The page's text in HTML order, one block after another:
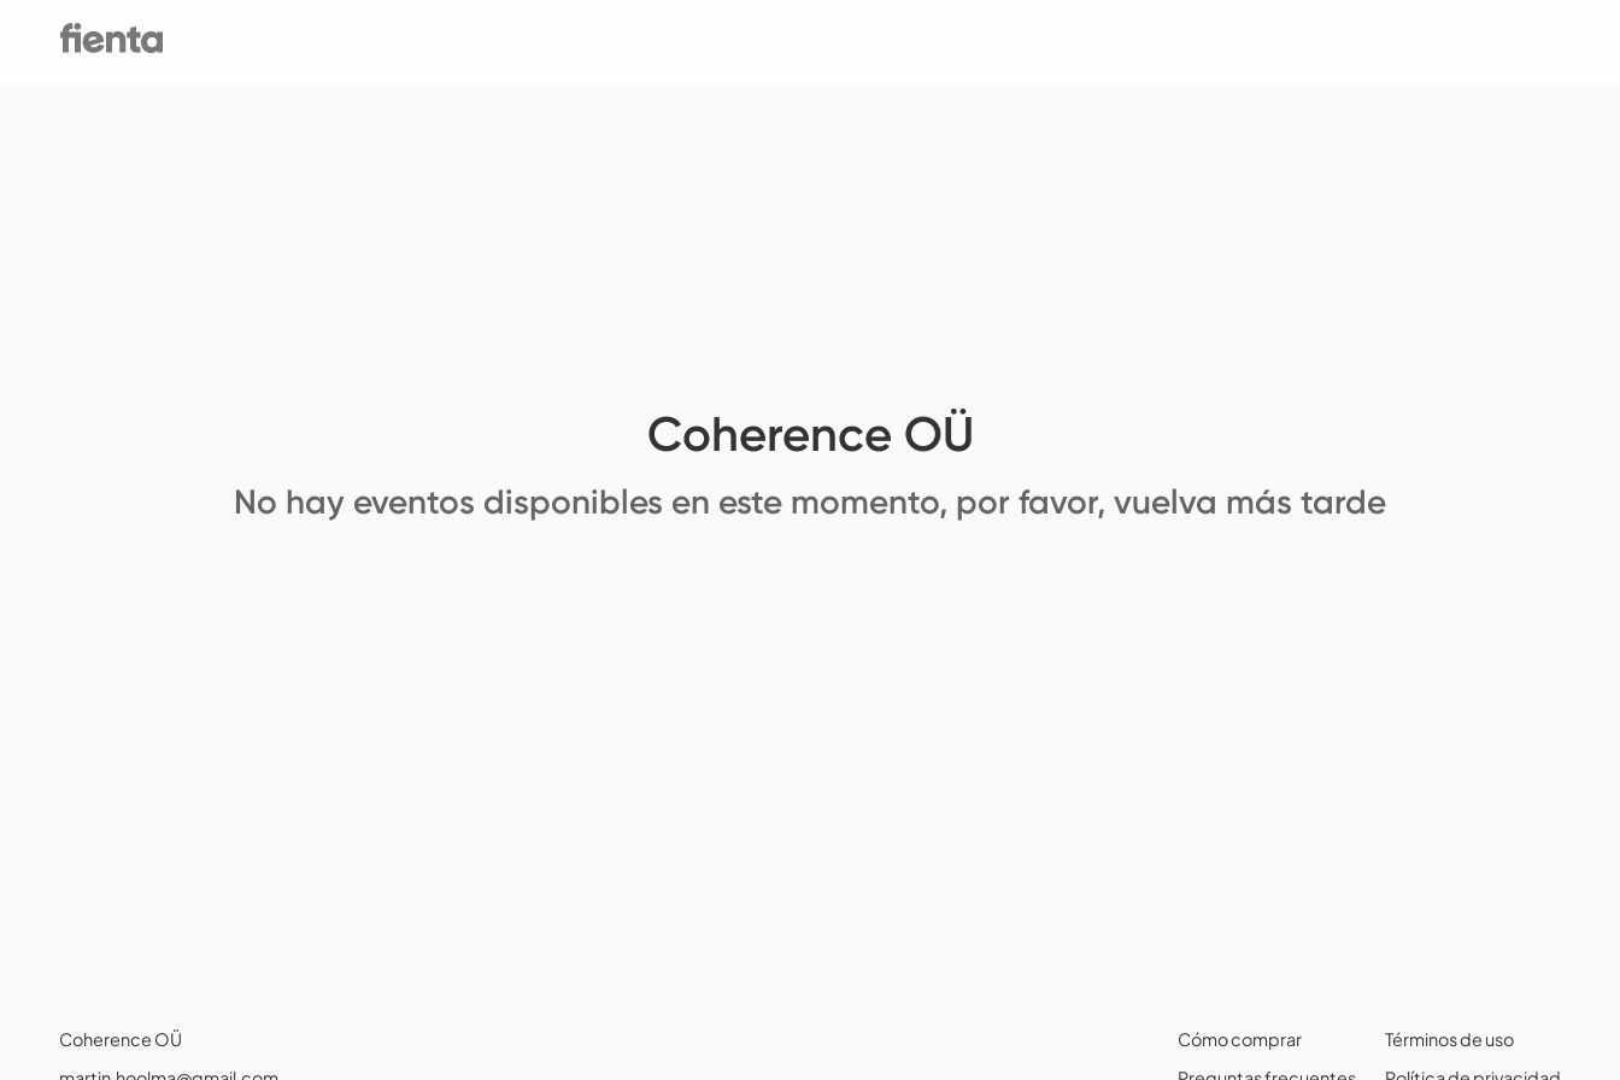
Coherence OÜ
No hay eventos disponibles en este momento, por favor, vuelva más tarde
Coherence OÜ
Cómo comprar
Términos de uso